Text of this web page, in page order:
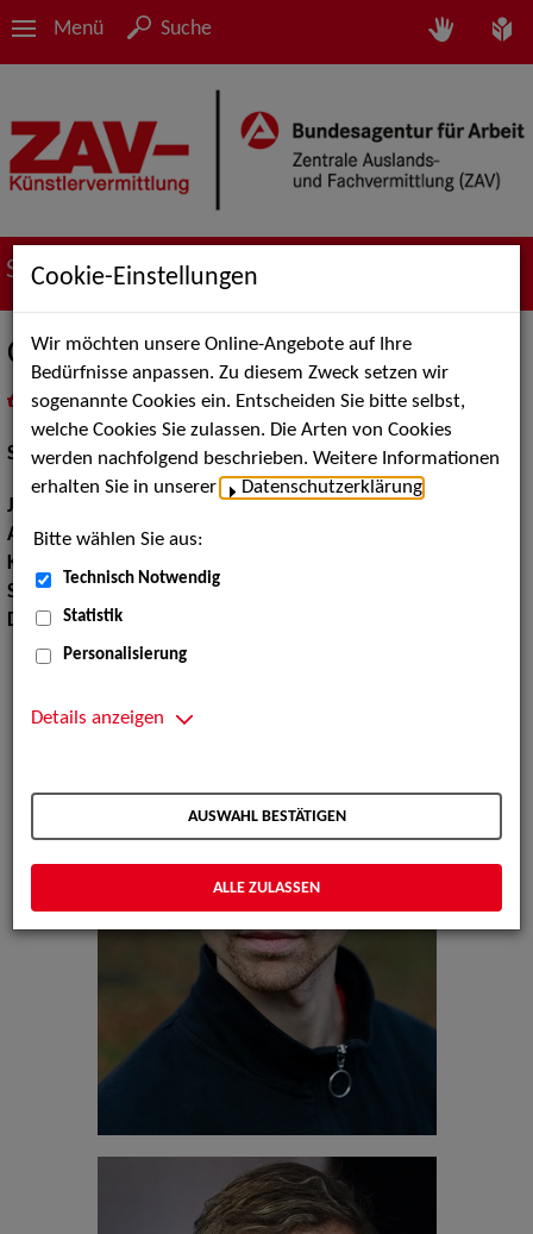
Menü Suche
Suche nach Künstler*innen
Carlo Sylvester Duer
als PDF speichern
inMeine Merklistelegen
Schauspiel:Film und TV
Jahrgang:
Augenfarbe:blau-grün
Körpergröße:
Sprachen:
Englisch, Französisch
Dialekte:Bayerisch, Berlinerisch
Cookie-Einstellungen
Wir möchten unsere Online-Angebote auf Ihre
Bedürfnisse anpassen. Zu diesem Zweck setzen wir
sogenannte Cookies ein. Entscheiden Sie bitte selbst,
welche Cookies Sie zulassen. Die Arten von Cookies
werden nachfolgend beschrieben. Weitere Informationen
erhalten Sie in unserer
Datenschutzerklärung
Bitte wählen Sie aus:
Technisch Notwendig
Statistik
Personalisierung
Details anzeigen
AUSWAHL BESTÄTIGEN
ALLE ZULASSEN